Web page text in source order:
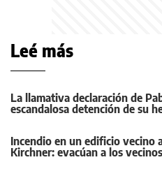
Leé más
La llamativa declaración de
escandalosa detención de su
Incendio en un edificio vecino
Kirchner: evacúan a los vecinos